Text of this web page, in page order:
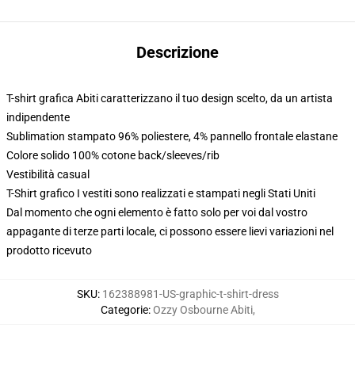
Descrizione
T-shirt grafica Abiti caratterizzano il tuo design scelto, da un artista
indipendente
Sublimation stampato 96% poliestere, 4% pannello frontale elastane
Colore solido 100% cotone back/sleeves/rib
Vestibilità casual
T-Shirt grafico I vestiti sono realizzati e stampati negli Stati Uniti
Dal momento che ogni elemento è fatto solo per voi dal vostro
appagante di terze parti locale, ci possono essere lievi variazioni nel
prodotto ricevuto
SKU: 162388981-US-graphic-t-shirt-dress
Categorie:Ozzy Osbourne Abiti,